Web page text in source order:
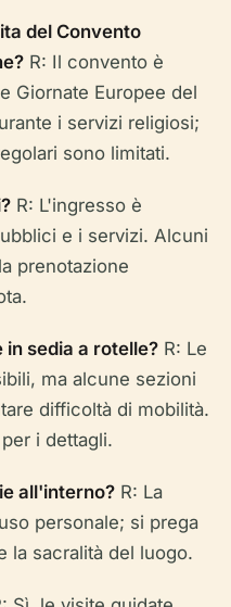
del Convento
R: Il convento è
Giornate Europee del
i servizi religiosi;
sono limitati.
R: L'ingresso è
e i servizi. Alcuni
prenotazione
in sedia a rotelle? R: Le
ma alcune sezioni
difficoltà di mobilità.
i dettagli.
all'interno? R: La
personale; si prega
la sacralità del luogo.